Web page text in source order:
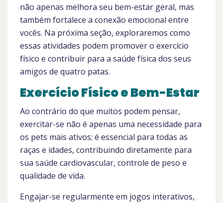
não apenas melhora seu bem-estar geral, mas
também fortalece a conexão emocional entre
vocês. Na próxima seção, exploraremos como
essas atividades podem promover o exercício
físico e contribuir para a saúde física dos seus
amigos de quatro patas.
Exercício Físico e Bem-Estar
Ao contrário do que muitos podem pensar,
exercitar-se não é apenas uma necessidade para
os pets mais ativos; é essencial para todas as
raças e idades, contribuindo diretamente para
sua saúde cardiovascular, controle de peso e
qualidade de vida.
Engajar-se regularmente em jogos interativos,